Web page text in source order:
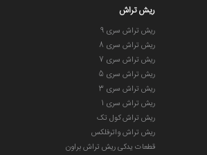
ریش تراش
ریش تراش سری 9
ریش تراش سری 8
ریش تراش سری 7
ریش تراش سری 5
ریش تراش سری 3
ریش تراش سری 1
ریش تراش کول تک
ریش تراش واترفلکس
قطعات یدکی ریش تراش براون